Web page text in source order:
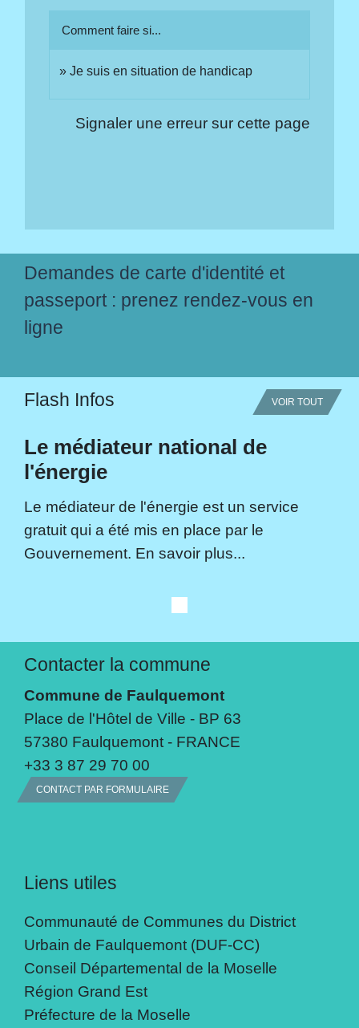
Comment faire si...
Je suis en situation de handicap
Signaler une erreur sur cette page
Demandes de carte d'identité et
passeport : prenez rendez-vous en
ligne
Flash Infos VOIR TOUT
Le médiateur national de
l'énergie
Le médiateur de l'énergie est un service
gratuit qui a été mis en place par le
Gouvernement. En savoir plus...
Contacter la commune
Commune de Faulquemont
Place de l'Hôtel de Ville - BP 63
57380 Faulquemont - FRANCE
+33 3 87 29 70 00
CONTACT PAR FORMULAIRE
Liens utiles
Communauté de Communes du District
Urbain de Faulquemont (DUF-CC)
Conseil Départemental de la Moselle
Région Grand Est
Préfecture de la Moselle